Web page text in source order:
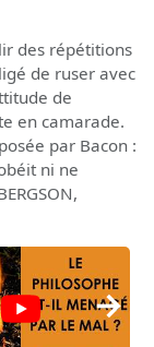
des répétitions
de ruser avec
de
en camarade.
par Bacon :
ni ne
→